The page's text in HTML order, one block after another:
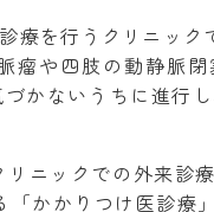
療を行うクリニック
瘤や四肢の動静脈
かないうちに進行
ニックでの外来診
かかりつけ医診療